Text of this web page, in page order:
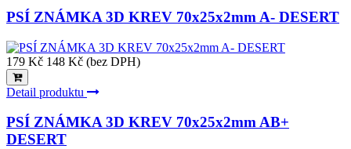
PSÍ ZNÁMKA 3D KREV 70x25x2mm A- DESERT
179 Kč 148 Kč (bez DPH)
Detail produktu
PSÍ ZNÁMKA 3D KREV 70x25x2mm AB+
DESERT